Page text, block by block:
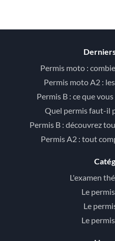
Permis moto :
Permis moto A2 :
Permis B : ce que
Quel permis faut-il
Permis B : découvrez
Permis A2 : tout
L'examen
Le
Le
Le